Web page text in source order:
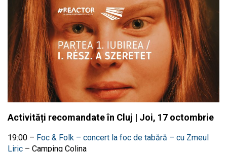
Activități recomandate în Cluj | Joi, 17 octombrie
19:00 – Foc & Folk – concert la foc de tabără – cu Zmeul
Liric – Camping Colina